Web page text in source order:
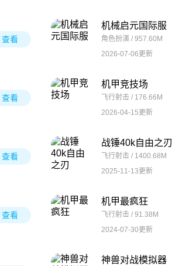
查看
机械启元国际服
角色扮演 / 957.60M
2026-07-06更新
查看
机甲竞技场
飞行射击 / 176.66M
2026-04-15更新
查看
战锤40k自由之刃
飞行射击 / 1400.68M
2025-11-13更新
查看
机甲最疯狂
飞行射击 / 91.38M
2024-07-30更新
神兽对战模拟器